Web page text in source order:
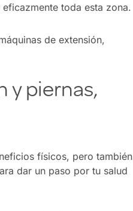
toda esta zona.
de extensión,
y piernas,
físicos, pero también
dar un paso por tu salud